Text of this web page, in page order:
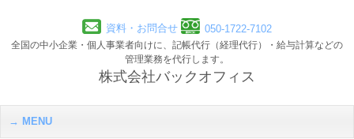
資料・お問合せ 050-1722-7102
全国の中小企業・個人事業者向けに、記帳代行（経理代行）・給与計算などの
管理業務を代行します。
株式会社バックオフィス
MENU